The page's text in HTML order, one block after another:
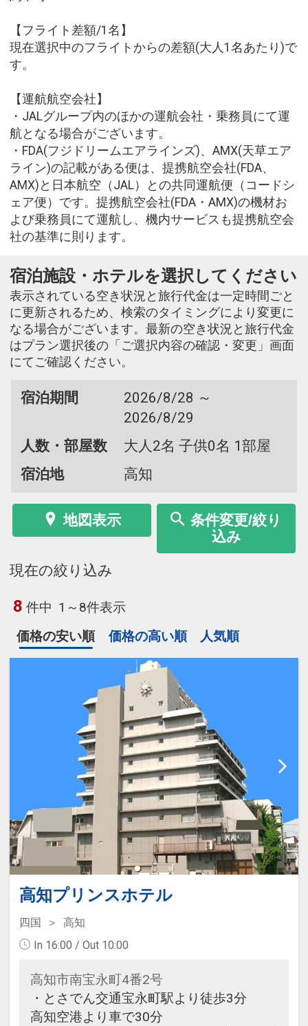
【フライト差額/1名】
現在選択中のフライトからの差額(大人1名あたり)で
す。
【運航航空会社】
・JALグループ内のほかの運航会社・乗務員にて運
航となる場合がございます。
・FDA(フジドリームエアラインズ)、AMX(天草エア
ライン)の記載がある便は、提携航空会社(FDA、
AMX)と日本航空（JAL）との共同運航便（コードシ
ェア便）です。提携航空会社(FDA・AMX)の機材お
よび乗務員にて運航し、機内サービスも提携航空会
社の基準に則ります。
宿泊施設・ホテルを選択してください
表示されている空き状況と旅行代金は一定時間ごと
に更新されるため、検索のタイミングにより変更に
なる場合がございます。最新の空き状況と旅行代金
はプラン選択後の「ご選択内容の確認・変更」画面
にてご確認ください。
宿泊期間
2026/8/28 ～
2026/8/29
人数・部屋数
大人2名 子供0名 1部屋
宿泊地
高知
地図表示
条件変更/絞り
込み
現在の絞り込み
8 件中 1～8件表示
価格の安い順
価格の高い順 人気順
高知プリンスホテル
四国
高知
In 16:00 / Out 10:00
高知市南宝永町4番2号
・とさでん交通宝永町駅より徒歩3分
高知空港より車で30分